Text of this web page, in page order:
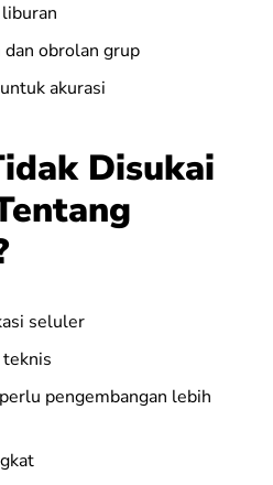
obrolan grup
akurasi
Disukai
seluler
pengembangan lebih